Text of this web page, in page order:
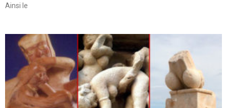
Ainsi le